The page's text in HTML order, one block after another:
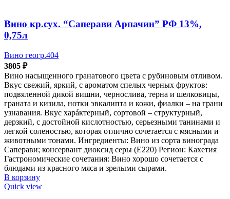
Вино кр.сух. “Саперави Арпачин” РФ 13%,
0,75л
Вино геогр.404
3805 ₽
Вино насыщенного гранатового цвета с рубиновым отливом.
Вкус свежий, яркий, с ароматом спелых черных фруктов:
подвяленной дикой вишни, чернослива, терна и шелковицы,
граната и кизила, нотки эвкалипта и кожи, фиалки – на грани
узнавания. Вкус харáктерный, сортовой – структурный,
дерзкий, с достойной кислотностью, серьезными танинами и
легкой соленостью, которая отлично сочетается с мясными и
животными тонами. Ингредиенты: Вино из сорта винограда
Саперави; консервант диоксид серы (Е220) Регион: Кахетия
Гастрономические сочетания: Вино хорошо сочетается с
блюдами из красного мяса и зрелыми сырами.
В корзину
Quick view